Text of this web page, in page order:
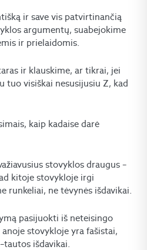
ir save vis patvirtinančią
argumentų, suabejokime
ir prielaidomis.
ir klauskime, ar tikrai, jei
tuo visiškai nesusijusiu Z, kad
kaip kadaise darė
stovyklos draugus –
kitoje stovykloje irgi
runkeliai, ne tėvynės išdavikai.
pasijuokti iš neteisingo
stovykloje yra fašistai,
išdavikai.